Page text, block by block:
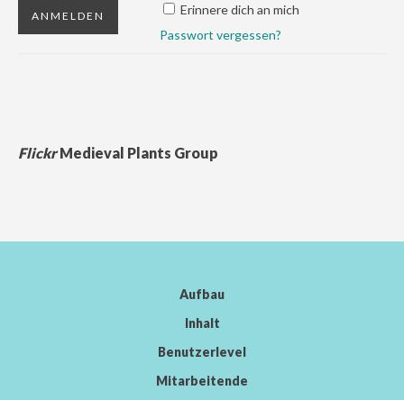
Erinnere dich an mich
Passwort vergessen?
FlickrMedieval Plants Group
Aufbau
Inhalt
Benutzerlevel
Mitarbeitende